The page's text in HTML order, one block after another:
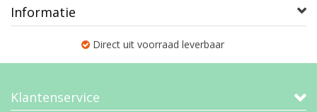
Informatie
Direct uit voorraad leverbaar
Klantenservice